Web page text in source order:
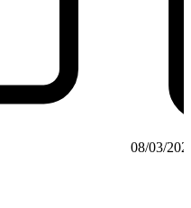
08/03/